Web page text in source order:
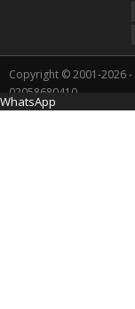
Copyright © 2001-2026 -
02058680410
WhatsApp